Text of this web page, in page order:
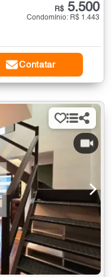
R$ 5.500
Condomínio: R$ 1.443
Contatar